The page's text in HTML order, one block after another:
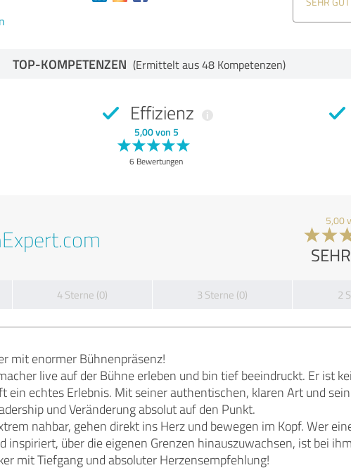
TOP-KOMPETENZEN (Ermittelt aus 48 Kompetenzen)
Effizienz
5,00 von 5
6 Bewertungen
5,00
4 Sterne (0) 3 Sterne (0) 2
mit enormer Bühnenpräsenz!
live auf der Bühne erleben und bin tief beeindruckt. Er ist
echtes Erlebnis. Mit seiner authentischen, klaren Art und
und Veränderung absolut auf den Punkt.
nahbar, gehen direkt ins Herz und bewegen im Kopf. Wer
inspiriert, über die eigenen Grenzen hinauszuwachsen, ist bei
mit Tiefgang und absoluter Herzensempfehlung!